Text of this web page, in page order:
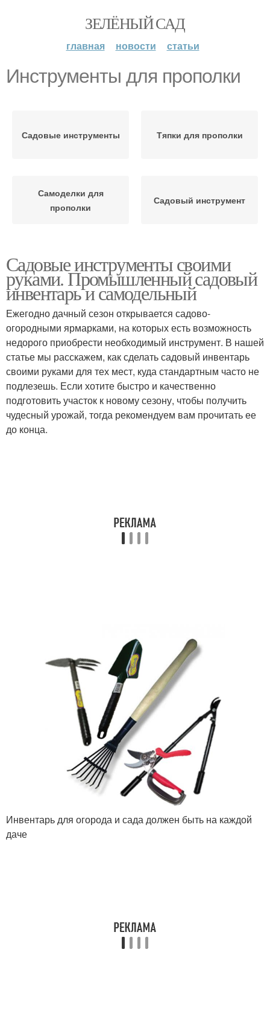
ЗЕЛЁНЫЙ САД
главная новости статьи
Инструменты для прополки
Садовые инструменты Тяпки для прополки
Самоделки для
прополки
Садовый инструмент
Садовые инструменты своими
руками. Промышленный садовый
инвентарь и самодельный
Ежегодно дачный сезон открывается садово-
огородными ярмарками, на которых есть возможность
недорого приобрести необходимый инструмент. В нашей
статье мы расскажем, как сделать садовый инвентарь
своими руками для тех мест, куда стандартным часто не
подлезешь. Если хотите быстро и качественно
подготовить участок к новому сезону, чтобы получить
чудесный урожай, тогда рекомендуем вам прочитать ее
до конца.
Инвентарь для огорода и сада должен быть на каждой
даче